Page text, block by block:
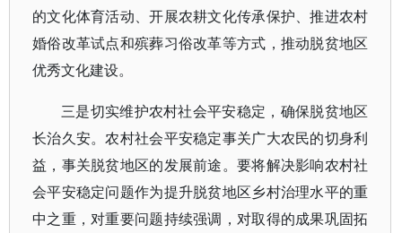
的文化体育活动、开展农耕文化传承保护、推进农村
婚俗改革试点和殡葬习俗改革等方式，推动脱贫地区
优秀文化建设。
三是切实维护农村社会平安稳定，确保脱贫地区
长治久安。农村社会平安稳定事关广大农民的切身利
益，事关脱贫地区的发展前途。要将解决影响农村社
会平安稳定问题作为提升脱贫地区乡村治理水平的重
中之重，对重要问题持续强调，对取得的成果巩固拓